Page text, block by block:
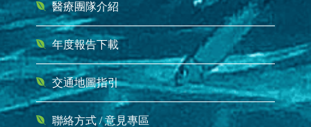
醫療團隊介紹
年度報告下載
交通地圖指引
聯絡方式/意見專區